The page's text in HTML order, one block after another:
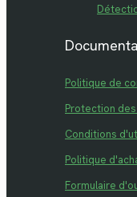
Politique de
Protection
Conditions
Politique
Formulaire